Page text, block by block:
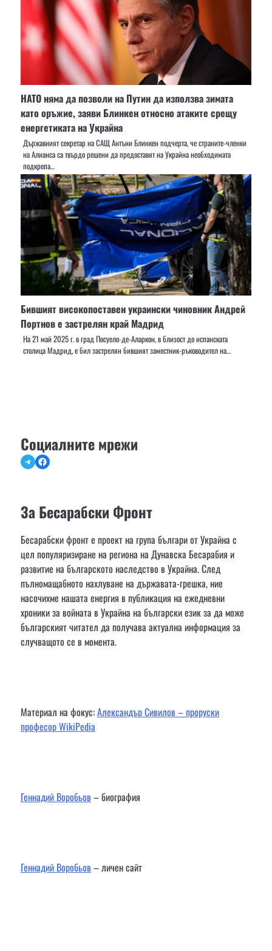
НАТО няма да позволи на Путин да използва зимата
като оръжие, заяви Блинкен относно атаките срещу
енергетиката на Украйна
Държавният секретар на САЩ Антъни Блинкен подчерта, че страните-членки
на Алианса са твърдо решени да предоставят на Украйна необходимата
подкрепа…
Бившият високопоставен украински чиновник Андрей
Портнов е застрелян край Мадрид
На 21 май 2025 г. в град Посуело-де-Аларкон, в близост до испанската
столица Мадрид, е бил застрелян бившият заместник-ръководител на…
Социалните мрежи
TelegramFacebook
За Бесарабски Фронт
Бесарабски фронт е проект на група българи от Украйна с
цел популяризиране на региона на Дунавска Бесарабия и
развитие на българското наследство в Украйна. След
пълномащабното нахлуване на държавата-грешка, ние
насочихме нашата енергия в публикация на ежедневни
хроники за войната в Украйна на български език за да може
българският читател да получава актуална информация за
случващото се в момента.
Материал на фокус:Александър Сивилов – проруски
професор WikiPedia
Геннадий Воробьов– биография
Геннадий Воробьов– личен сайт